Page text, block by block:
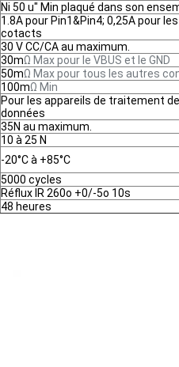
Ni 50 u" Min plaqué dans son
1.8A pour Pin1&Pin4; 0,25A pour
cotacts
30 V CC/CA au maximum.
30mΩ Max pour le VBUS et le GND
50mΩ Max pour tous les autres
100mΩ Min
Pour les appareils de traitement
données
35N au maximum.
10 à 25 N
-20°C à +85°C
5000 cycles
Réflux IR 260o +0/-5o 10s
48 heures